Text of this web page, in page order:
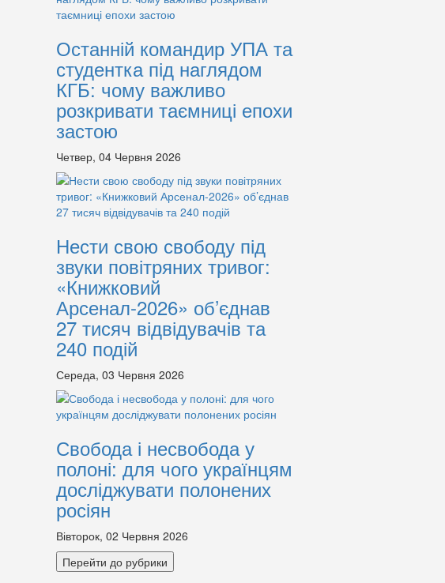
Останній командир УПА та
студентка під наглядом
КГБ: чому важливо
розкривати таємниці епохи
застою
Четвер, 04 Червня 2026
Нести свою свободу під
звуки повітряних тривог:
«Книжковий
Арсенал-2026» об’єднав
27 тисяч відвідувачів та
240 подій
Середа, 03 Червня 2026
Свобода і несвобода у
полоні: для чого українцям
досліджувати полонених
росіян
Вівторок, 02 Червня 2026
Перейти до рубрики